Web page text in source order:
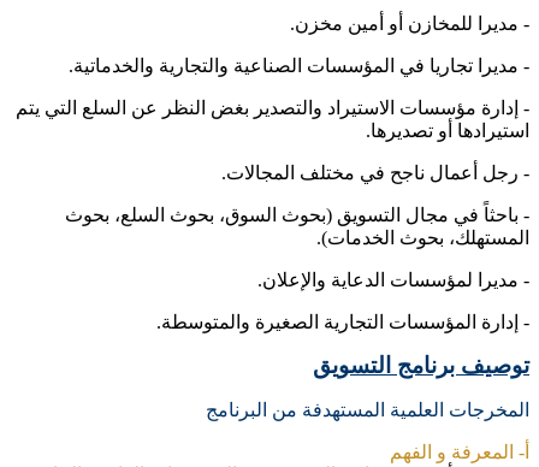
- مديرا للمخازن أو أمين مخزن.
- مديرا تجاريا في المؤسسات الصناعية والتجارية والخدماتية.
- إدارة مؤسسات الاستيراد والتصدير بغض النظر عن السلع التي يتم
استيرادها أو تصديرها.
- رجل أعمال ناجح في مختلف المجالات.
- باحثاً في مجال التسويق (بحوث السوق، بحوث السلع، بحوث
المستهلك، بحوث الخدمات).
- مديرا لمؤسسات الدعاية والإعلان.
- إدارة المؤسسات التجارية الصغيرة والمتوسطة.
توصيف برنامج التسويق
المخرجات العلمية المستهدفة من البرنامج
أ- المعرفة و الفهم